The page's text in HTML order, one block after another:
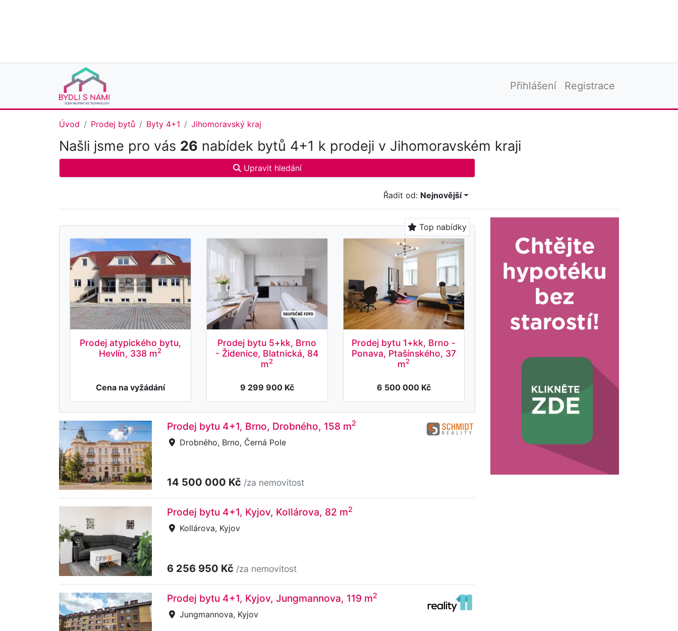
Přihlášení Registrace
Úvod Prodej bytů Byty 4+1 Jihomoravský kraj
Našli jsme pro vás 26 nabídek bytů 4+1 k prodeji v Jihomoravském kraji
Upravit hledání
Řadit od: Nejnovější
Top nabídky
Prodej atypického bytu,
Hevlín, 338 m2
Cena na vyžádání
Prodej bytu 5+kk, Brno
- Židenice, Blatnická, 84
m2
9 299 900 Kč
Prodej bytu 1+kk, Brno -
Ponava, Ptašínského, 37
m2
6 500 000 Kč
Prodej bytu 4+1, Brno, Drobného, 158 m2
Drobného, Brno, Černá Pole
14 500 000 Kč /za nemovitost
Prodej bytu 4+1, Kyjov, Kollárova, 82 m2
Kollárova, Kyjov
6 256 950 Kč /za nemovitost
Prodej bytu 4+1, Kyjov, Jungmannova, 119 m2
Jungmannova, Kyjov